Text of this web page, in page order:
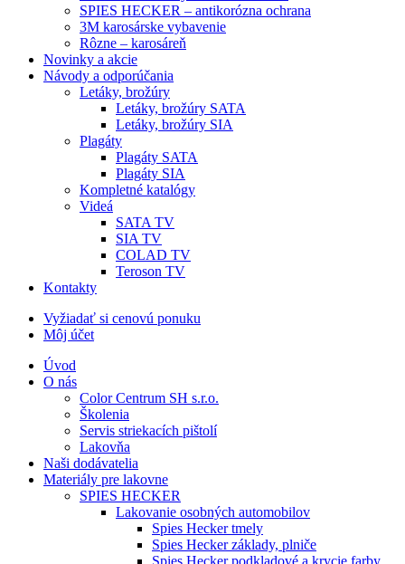
SPIES HECKER – antikorózna ochrana
3M karosárske vybavenie
Rôzne – karosáreň
Novinky a akcie
Návody a odporúčania
Letáky, brožúry
Letáky, brožúry SATA
Letáky, brožúry SIA
Plagáty
Plagáty SATA
Plagáty SIA
Kompletné katalógy
Videá
SATA TV
SIA TV
COLAD TV
Teroson TV
Kontakty
Vyžiadať si cenovú ponuku
Môj účet
Úvod
O nás
Color Centrum SH s.r.o.
Školenia
Servis striekacích pištolí
Lakovňa
Naši dodávatelia
Materiály pre lakovne
SPIES HECKER
Lakovanie osobných automobilov
Spies Hecker tmely
Spies Hecker základy, plniče
Spies Hecker podkladové a krycie farby